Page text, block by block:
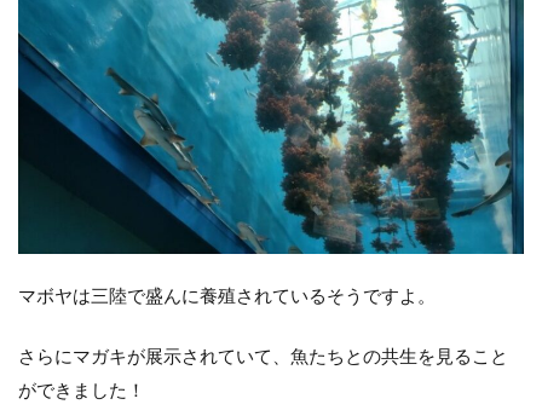
マボヤは三陸で盛んに養殖されているそうですよ。
さらにマガキが展示されていて、魚たちとの共生を見ること
ができました！